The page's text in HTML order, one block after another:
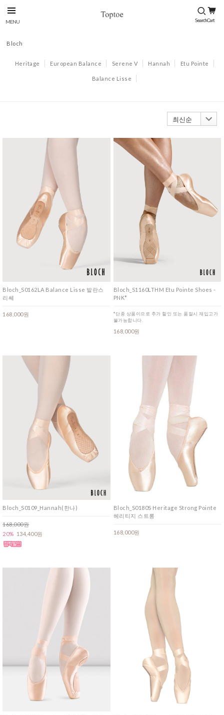
Bloch
Heritage European Balance Serene V Hannah Etu Pointe
Balance Lisse
Bloch_S0162LA Balance Lisse 발란스
리쎄
168,000원
Bloch_S1160LTHM Etu Pointe Shoes -
PNK*
*단종 상품이므로 추가 할인 또는 품절시 재입고가
불가능합니다.
168,000원
Bloch_S0109_Hannah(한나)
168,000원
20% 134,400원
Bloch_S0180S Heritage Strong Pointe
헤리티지 스트롱
168,000원